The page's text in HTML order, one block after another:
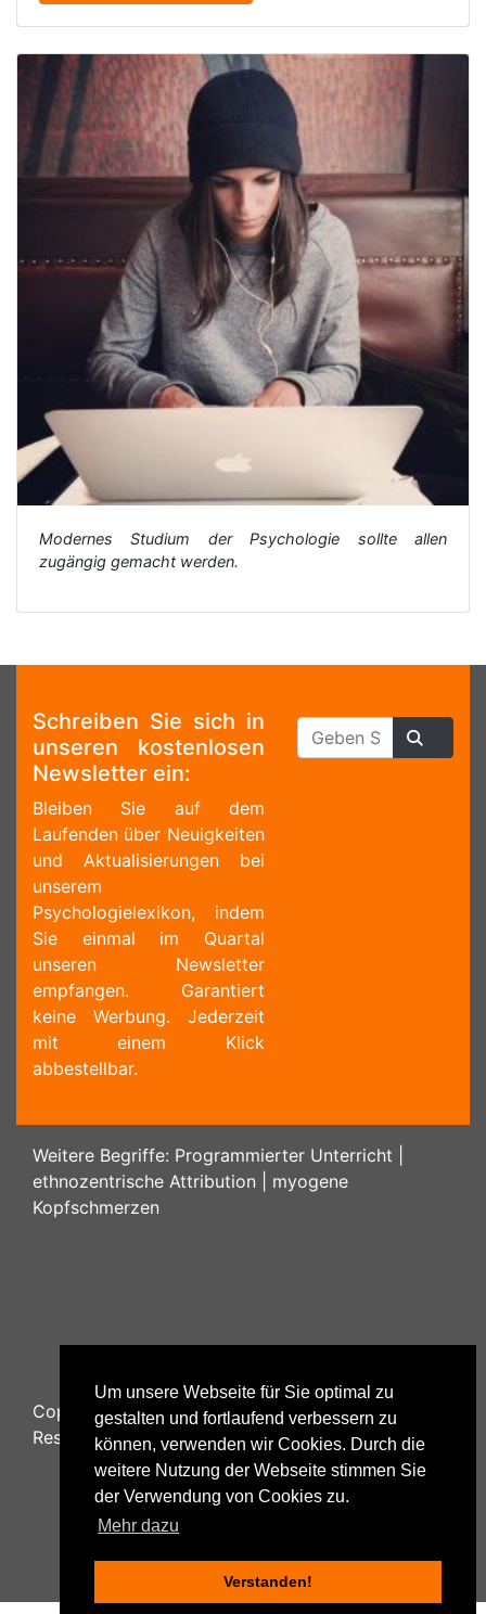
Um unsere Webseite für Sie optimal zu
gestalten und fortlaufend verbessern zu
können, verwenden wir Cookies. Durch die
weitere Nutzung der Webseite stimmen Sie
der Verwendung von Cookies zu.
Mehr dazu
Verstanden!
Modernes Studium der Psychologie sollte allen
zugängig gemacht werden.
Schreiben Sie sich in
unseren kostenlosen
Newsletter ein:
Bleiben Sie auf dem
Laufenden über Neuigkeiten
und Aktualisierungen bei
unserem
Psychologielexikon, indem
Sie einmal im Quartal
unseren Newsletter
empfangen. Garantiert
keine Werbung. Jederzeit
mit einem Klick
abbestellbar.
Weitere Begriffe: Programmierter Unterricht
ethnozentrische Attribution
myogene
Kopfschmerzen
Copyright ©2026Psychology48.com - All Rights
Reserved.
Datenschutzhinweise
Nutzungsbestimmungen